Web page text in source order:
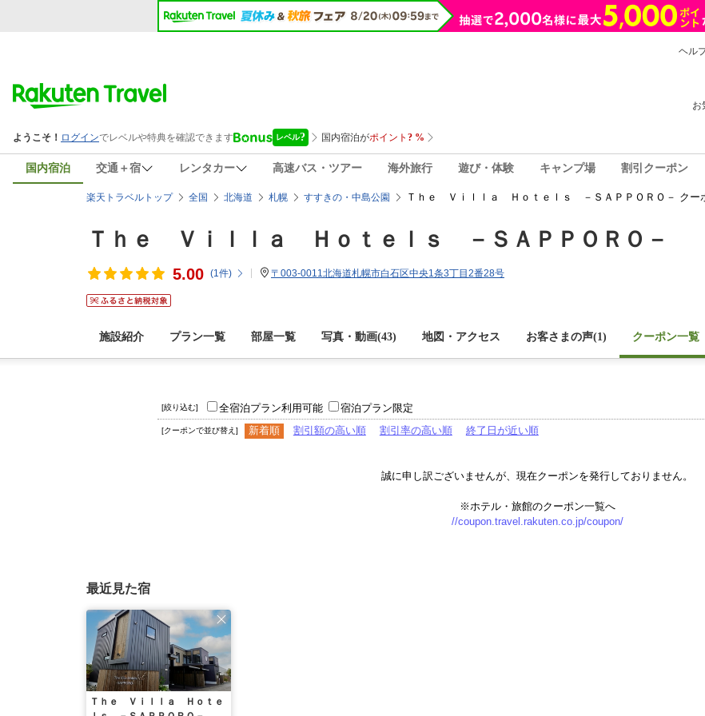
ヘル
お
国内宿泊 交通＋宿 レンタカー 高速バス・ツアー 海外旅行 遊び・体験 キャンプ場 割引クーポン
楽天トラベルトップ 全国 北海道 札幌 すすきの・中島公園 Ｔｈｅ Ｖｉｌｌａ Ｈｏｔｅｌｓ －ＳＡＰＰＯＲＯ－ クー
Ｔｈｅ Ｖｉｌｌａ Ｈｏｔｅｌｓ －ＳＡＰＰＯＲＯ－
5.00 (1件) 〒003-0011北海道札幌市白石区中央1条3丁目2番28号
施設紹介 プラン一覧 部屋一覧 写真・動画(43) 地図・アクセス お客さまの声(1) クーポン一覧
[絞り込む] 全宿泊プラン利用可能 宿泊プラン限定
[クーポンで並び替え] 新着順 割引額の高い順 割引率の高い順 終了日が近い順
誠に申し訳ございませんが、現在クーポンを発行しておりません。
※ホテル・旅館のクーポン一覧へ
//coupon.travel.rakuten.co.jp/coupon/
最近見た宿
Ｔｈｅ Ｖｉｌｌａ Ｈｏｔｅ